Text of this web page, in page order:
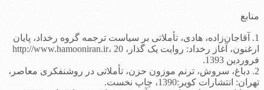
منابع
1. آقاجان‌زاده، هادی، تأملاتی بر سیاست ترجمه گروه رخداد، پایان
ارغنون، آغاز رخداد: روایت یک گذار، http://www.hamooniran.ir، 20
فروردین 1393.
2. دباغ، سروش، ترنم موزون حزن، تأملاتی در روشنفکری معاصر،
تهران: انتشارات کویر:1390، چاپ نخست.